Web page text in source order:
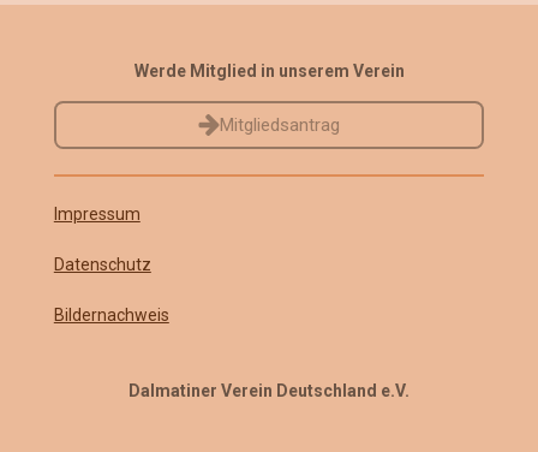
Werde Mitglied in unserem Verein
Mitgliedsantrag
Impressum
Datenschutz
Bildernachweis
Dalmatiner Verein Deutschland e.V.